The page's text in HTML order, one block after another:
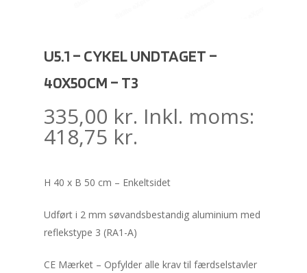
U5.1 – CYKEL UNDTAGET –
40X50CM – T3
335,00 kr. Inkl. moms:
418,75 kr.
H 40 x B 50 cm – Enkeltsidet
Udført i 2 mm søvandsbestandig aluminium med
reflekstype 3 (RA1-A)
CE Mærket – Opfylder alle krav til færdselstavler